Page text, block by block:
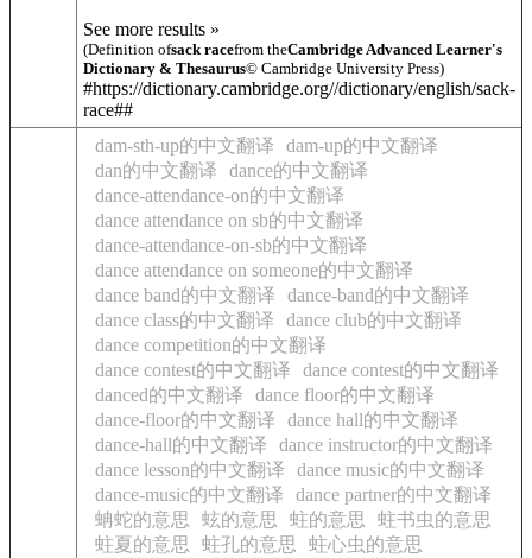
See more results »
(Definition ofsack racefrom theCambridge Advanced Learner's
Dictionary & Thesaurus© Cambridge University Press)
#https://dictionary.cambridge.org//dictionary/english/sack-
race##
dam-sth-up的中文翻译
dam-up的中文翻译
dan的中文翻译
dance的中文翻译
dance-attendance-on的中文翻译
dance attendance on sb的中文翻译
dance-attendance-on-sb的中文翻译
dance attendance on someone的中文翻译
dance band的中文翻译
dance-band的中文翻译
dance class的中文翻译
dance club的中文翻译
dance competition的中文翻译
dance contest的中文翻译
dance contest的中文翻译
danced的中文翻译
dance floor的中文翻译
dance-floor的中文翻译
dance hall的中文翻译
dance-hall的中文翻译
dance instructor的中文翻译
dance lesson的中文翻译
dance music的中文翻译
dance-music的中文翻译
dance partner的中文翻译
蚺蛇的意思
蚿的意思 蛀的意思
蛀书虫的意思
蛀夏的意思
蛀孔的意思
蛀心虫的意思